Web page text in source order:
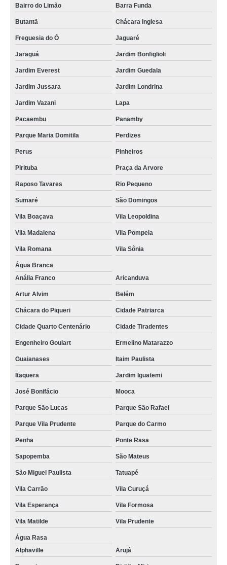
Bairro do Limão Barra Funda
Butantã Chácara Inglesa
Freguesia do Ó Jaguaré
Jaraguá Jardim Bonfiglioli
Jardim Everest Jardim Guedala
Jardim Jussara Jardim Londrina
Jardim Vazani Lapa
Pacaembu Panamby
Parque Maria Domitila Perdizes
Perus Pinheiros
Pirituba Praça da Arvore
Raposo Tavares Rio Pequeno
Sumaré São Domingos
Vila Boaçava Vila Leopoldina
Vila Madalena Vila Pompeia
Vila Romana Vila Sônia
Água Branca
Anália Franco
Aricanduva
Artur Alvim Belém
Chácara do Piqueri Cidade Patriarca
Cidade Quarto Centenário Cidade Tiradentes
Engenheiro Goulart Ermelino Matarazzo
Guaianases Itaim Paulista
Itaquera Jardim Iguatemi
José Bonifácio Mooca
Parque São Lucas Parque São Rafael
Parque Vila Prudente Parque do Carmo
Penha Ponte Rasa
Sapopemba São Mateus
São Miguel Paulista Tatuapé
Vila Carrão Vila Curuçá
Vila Esperança Vila Formosa
Vila Matilde Vila Prudente
Água Rasa
Alphaville
Arujá